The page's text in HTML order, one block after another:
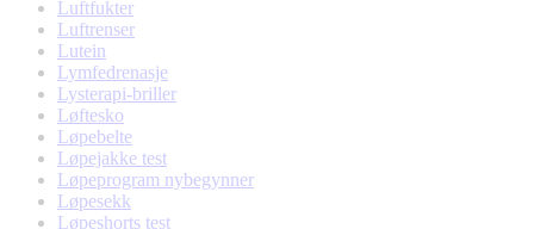
Luftfukter
Luftrenser
Lutein
Lymfedrenasje
Lysterapi-briller
Løftesko
Løpebelte
Løpejakke test
Løpeprogram nybegynner
Løpesekk
Løpeshorts test